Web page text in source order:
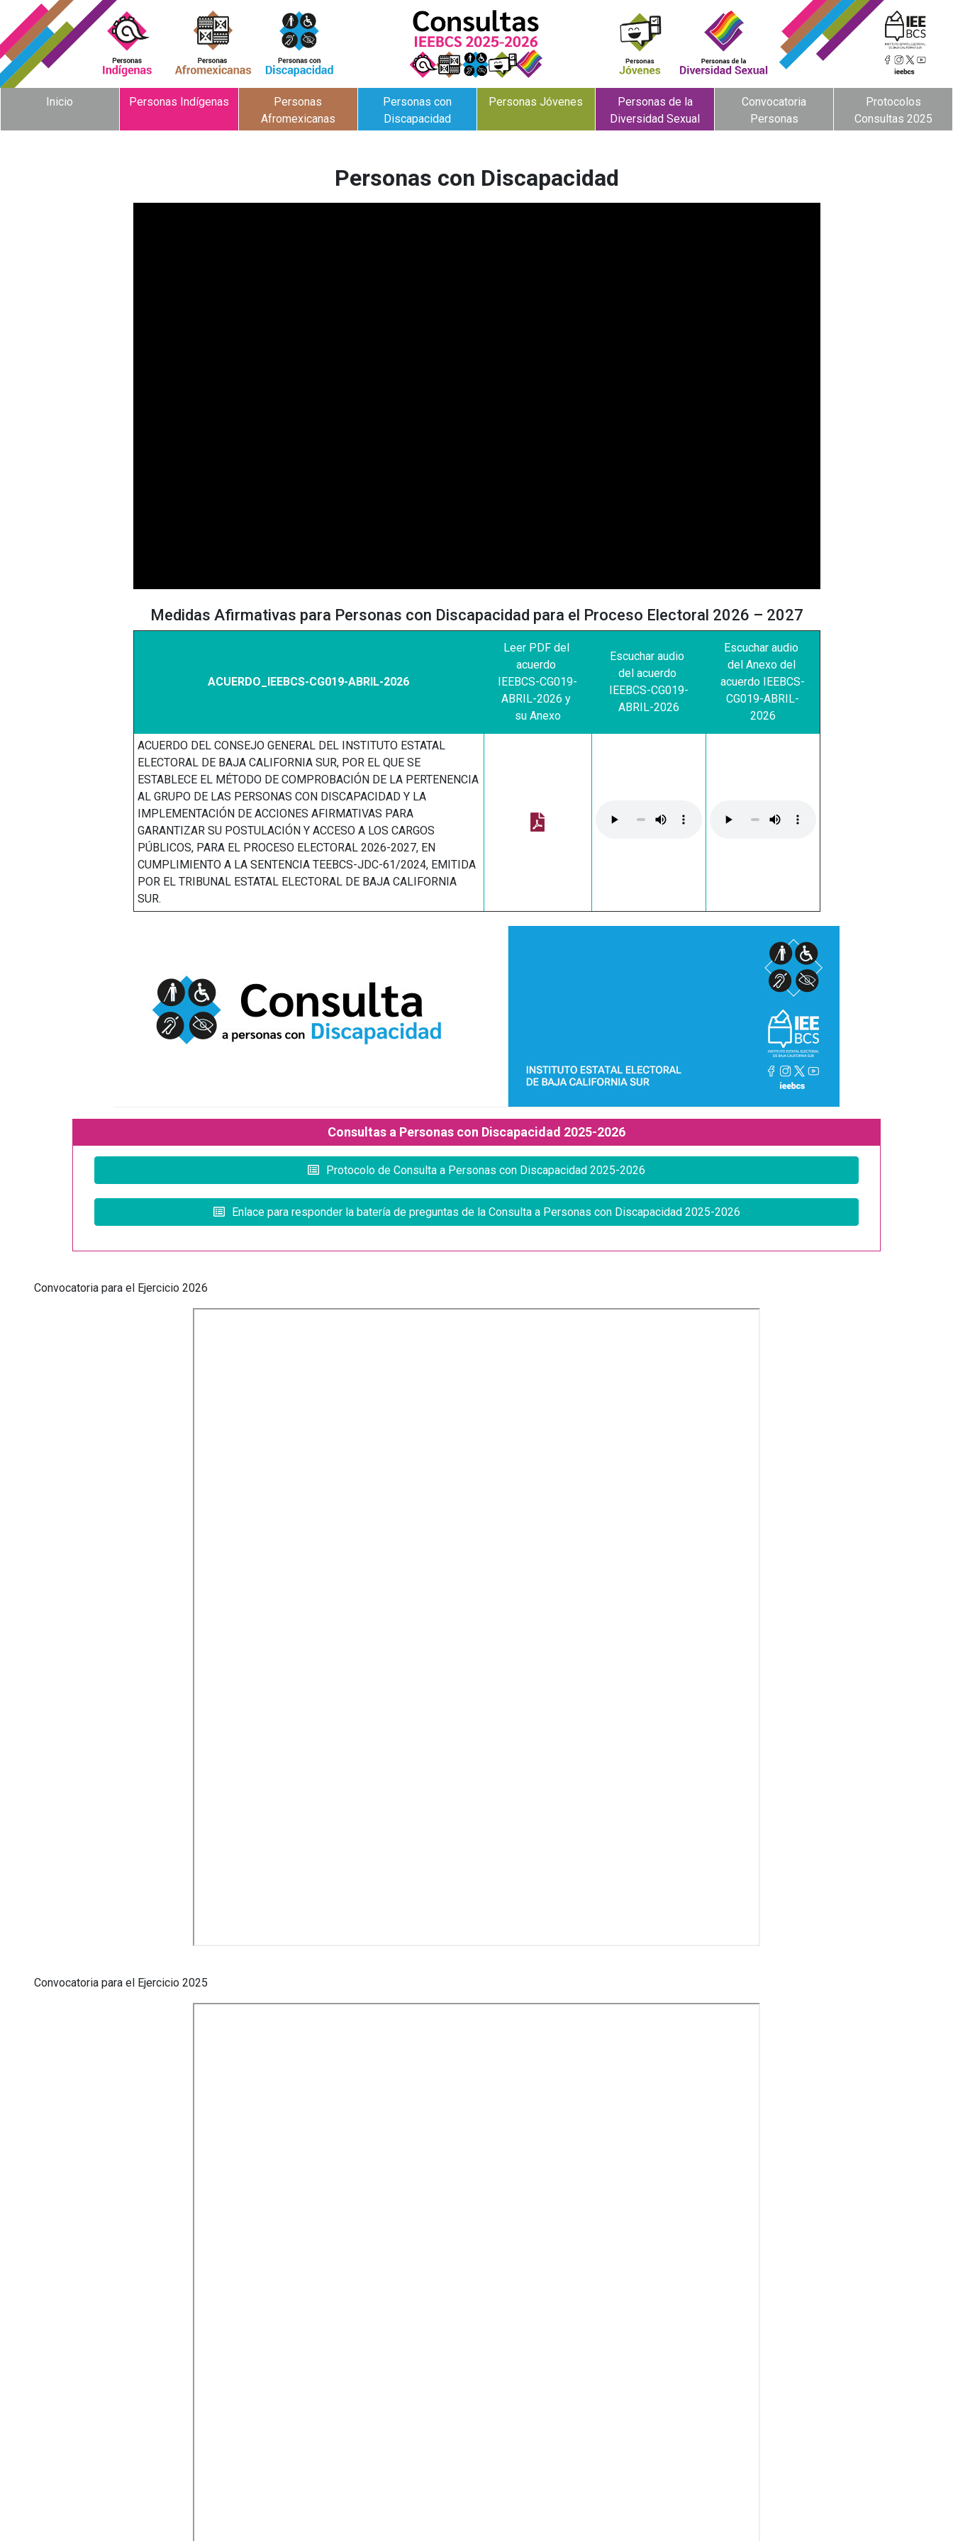
Inicio Personas Indígenas
Personas
Afromexicanas
Personas con
Discapacidad
Personas Jóvenes
Personas de la
Diversidad Sexual
Convocatoria
Personas
Protocolos
Consultas 2025
Personas con Discapacidad
Medidas Afirmativas para Personas con Discapacidad para el Proceso Electoral 2026 – 2027
ACUERDO_IEEBCS-CG019-ABRIL-2026
Leer PDF del
acuerdo
IEEBCS-CG019-
ABRIL-2026 y
su Anexo
Escuchar audio
del acuerdo
IEEBCS-CG019-
ABRIL-2026
Escuchar audio
del Anexo del
acuerdo IEEBCS-
CG019-ABRIL-
2026
ACUERDO DEL CONSEJO GENERAL DEL INSTITUTO ESTATAL
ELECTORAL DE BAJA CALIFORNIA SUR, POR EL QUE SE
ESTABLECE EL MÉTODO DE COMPROBACIÓN DE LA PERTENENCIA
AL GRUPO DE LAS PERSONAS CON DISCAPACIDAD Y LA
IMPLEMENTACIÓN DE ACCIONES AFIRMATIVAS PARA
GARANTIZAR SU POSTULACIÓN Y ACCESO A LOS CARGOS
PÚBLICOS, PARA EL PROCESO ELECTORAL 2026-2027, EN
CUMPLIMIENTO A LA SENTENCIA TEEBCS-JDC-61/2024, EMITIDA
POR EL TRIBUNAL ESTATAL ELECTORAL DE BAJA CALIFORNIA
SUR.
Consultas a Personas con Discapacidad 2025-2026
Protocolo de Consulta a Personas con Discapacidad 2025-2026
Enlace para responder la batería de preguntas de la Consulta a Personas con Discapacidad 2025-2026
Convocatoria para el Ejercicio 2026
Convocatoria para el Ejercicio 2025